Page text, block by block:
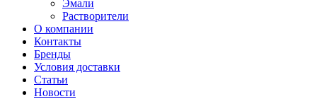
Эмали
Растворители
О компании
Контакты
Бренды
Условия доставки
Статьи
Новости